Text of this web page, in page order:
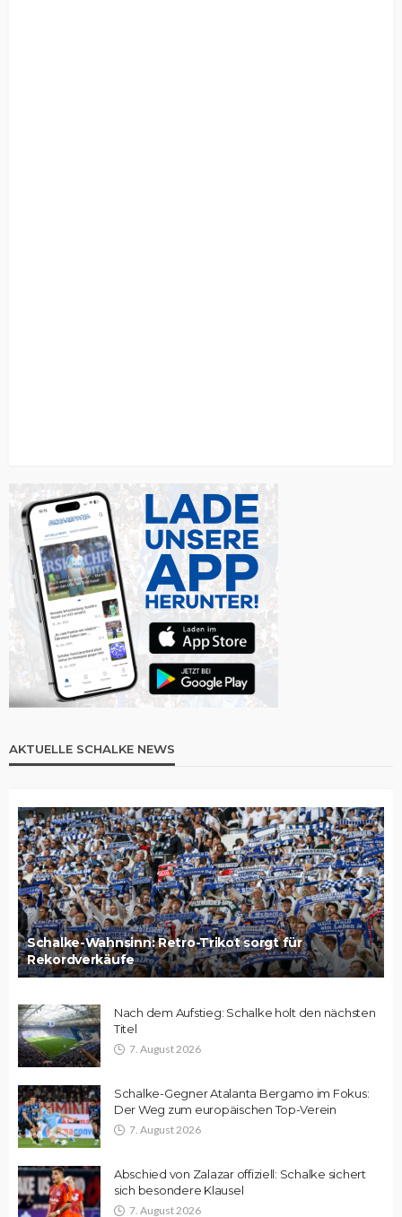
AKTUELLE SCHALKE NEWS
Schalke-Wahnsinn: Retro-Trikot sorgt für
Rekordverkäufe
Nach dem Aufstieg: Schalke holt den nächsten
Titel
7. August 2026
Schalke-Gegner Atalanta Bergamo im Fokus:
Der Weg zum europäischen Top-Verein
7. August 2026
Abschied von Zalazar offiziell: Schalke sichert
sich besondere Klausel
7. August 2026